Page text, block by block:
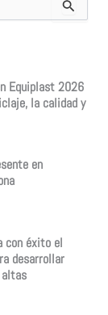
Equiplast 2026
la calidad y
en
con éxito el
desarrollar